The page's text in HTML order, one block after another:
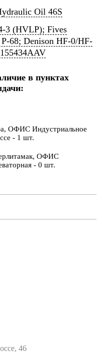
Oil 46S
3 (HVLP); Fives
68; Denison HF-0/HF-
в пунктах
ОФИС Индустриальное
- 1 шт.
ОФИС
- 0 шт.
46